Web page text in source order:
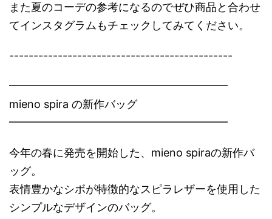
また夏のコーデの参考になるのでぜひ商品と合わせ
てインスタグラムもチェックしてみてください。
----------------------------------------------
━━━━━━━━━━━━━━━━━━━━
mieno spira の新作バッグ
━━━━━━━━━━━━━━━━━━━━
今年の春に発売を開始した、mieno spiraの新作バ
ッグ。
表情豊かなシボが特徴的なスピラレザーを使用した
シンプルなデザインのバッグ。